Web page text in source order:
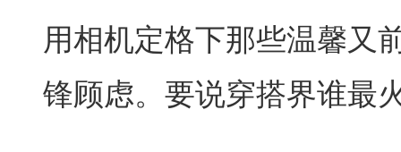
用相机定格下那些温馨又
锋顾虑。要说穿搭界谁最